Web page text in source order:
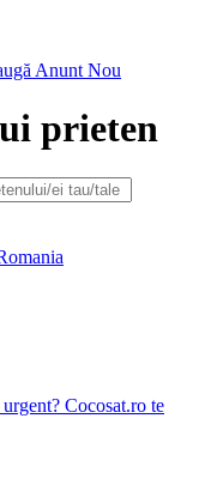
Anunt Nou
prieten
Cocosat.ro te